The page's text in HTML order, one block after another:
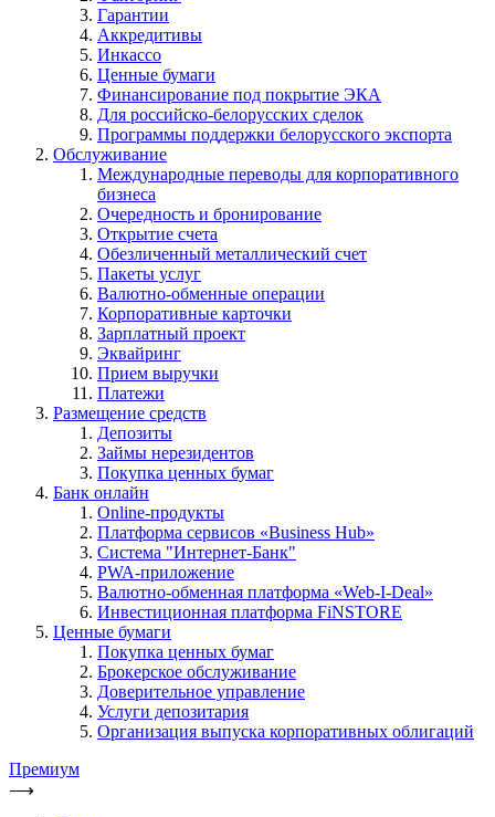
Гарантии
Аккредитивы
Инкассо
Ценные бумаги
Финансирование под покрытие ЭКА
Для российско-белорусских сделок
Программы поддержки белорусского экспорта
Обслуживание
Международные переводы для корпоративного
бизнеса
Очередность и бронирование
Открытие счета
Обезличенный металлический счет
Пакеты услуг
Валютно-обменные операции
Корпоративные карточки
Зарплатный проект
Эквайринг
Прием выручки
Платежи
Размещение средств
Депозиты
Займы нерезидентов
Покупка ценных бумаг
Банк онлайн
Online-продукты
Платформа сервисов «Business Hub»
Система "Интернет-Банк"
PWA-приложение
Валютно-обменная платформа «Web-I-Deal»
Инвестиционная платформа FiNSTORE
Ценные бумаги
Покупка ценных бумаг
Брокерское обслуживание
Доверительное управление
Услуги депозитария
Организация выпуска корпоративных облигаций
Премиум
⟶